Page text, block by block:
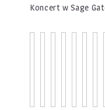
Koncert w Sage